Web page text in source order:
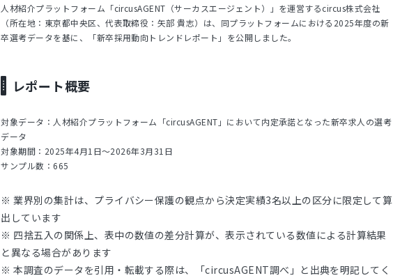
人材紹介プラットフォーム「circusAGENT（サーカスエージェント）」を運営するcircus株式会社
（所在地：東京都中央区、代表取締役：矢部 貴志）は、同プラットフォームにおける2025年度の新
卒選考データを基に、「新卒採用動向トレンドレポート」を公開しました。
レポート概要
対象データ：人材紹介プラットフォーム「circusAGENT」において内定承諾となった新卒求人の選考
データ
対象期間：2025年4月1日～2026年3月31日
サンプル数：665
※ 業界別の集計は、プライバシー保護の観点から決定実績3名以上の区分に限定して算
出しています
※ 四捨五入の関係上、表中の数値の差分計算が、表示されている数値による計算結果
と異なる場合があります
※ 本調査のデータを引用・転載する際は、「circusAGENT調べ」と出典を明記してく